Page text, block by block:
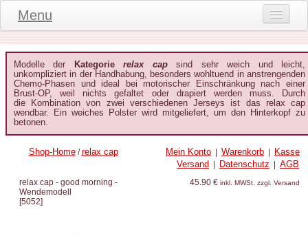
Menu
Produktinformationen
Kundeninformationen
Kundenstimmen
häufige Fragen
Modelle der Kategorierelax capsind sehr weich und leicht,
unkompliziert in der Handhabung, besonders wohltuend in anstrengenden
Chemo-Phasen und ideal bei motorischer Einschränkung nach einer
Brust-OP, weil nichts gefaltet oder drapiert werden muss. Durch
die Kombination von zwei verschiedenen Jerseys ist das relax cap
wendbar. Ein weiches Polster wird mitgeliefert, um den Hinterkopf zu
betonen.
Shop-Home/relax cap Mein Konto Warenkorb
Kasse
Versand
Datenschutz AGB
relax cap - good morning -
Wendemodell
[5052]
45.90 € inkl. MWSt. zzgl. Versand